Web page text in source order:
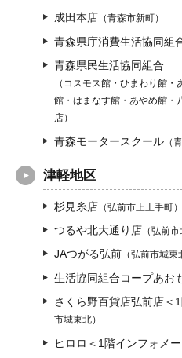
成田本店 （青森市新町）
青森県庁消費生活協同組
青森県民生活協同組合
（コスモス館・ひまわり館
館・はまなす館・あやめ館・
店）
青森モータースクール （
津軽地区
杉見糸店 （弘前市上土手町）
つるや北大通り店 （弘前
JAつがる弘前 （弘前市城東
生活協同組合コープあお
さくら野百貨店弘前店＜
市城東北）
ヒロロ＜1階インフォメ